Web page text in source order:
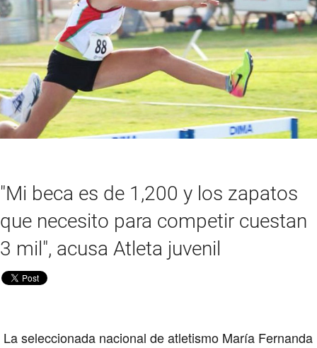
"Mi beca es de 1,200 y los zapatos
que necesito para competir cuestan
3 mil", acusa Atleta juvenil
La seleccionada nacional de atletismo María Fernanda